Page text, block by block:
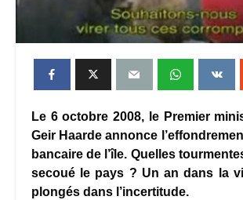
Le 6 octobre 2008, le Premier
Geir Haarde annonce
bancaire de l’île. Quelles
secoué le pays ? Un an dans la
plongés dans l’incertitude.